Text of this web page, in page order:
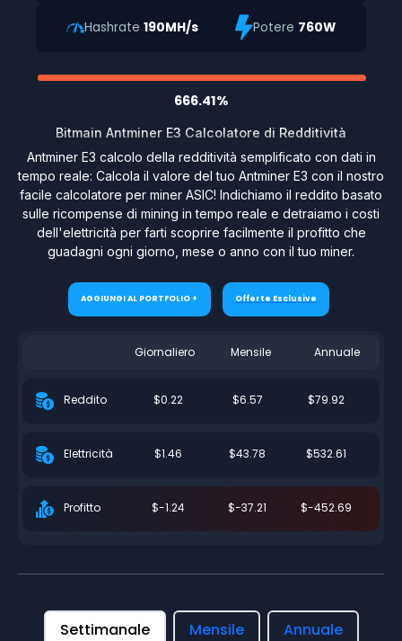
Hashrate 190MH/s Potere 760W
666.41%
Bitmain Antminer E3 Calcolatore di Redditività
Antminer E3 calcolo della redditività semplificato con dati in
tempo reale: Calcola il valore del tuo Antminer E3 con il nostro
facile calcolatore per miner ASIC! Indichiamo il reddito basato
sulle ricompense di mining in tempo reale e detraiamo i costi
dell'elettricità per farti scoprire facilmente il profitto che
guadagni ogni giorno, mese o anno con il tuo miner.
AGGIUNGI AL PORTFOLIO + Offerte Esclusive
Giornaliero Mensile Annuale
Reddito $0.22 $6.57 $79.92
Elettricità $1.46 $43.78 $532.61
Profitto $-1.24 $-37.21 $-452.69
Settimanale Mensile Annuale